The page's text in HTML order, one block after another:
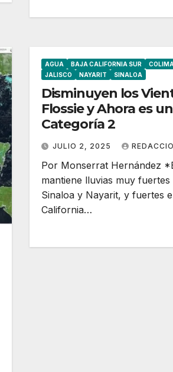
AGUA BAJA CALIFORNIA SUR COLIMA
JALISCO
NAYARIT SINALOA
Disminuyen los
Flossie y Ahora es
Categoría 2
JULIO 2, 2025
Por Monserrat Hernández
mantiene lluvias muy fuertes
Sinaloa y Nayarit, y fuertes
California…